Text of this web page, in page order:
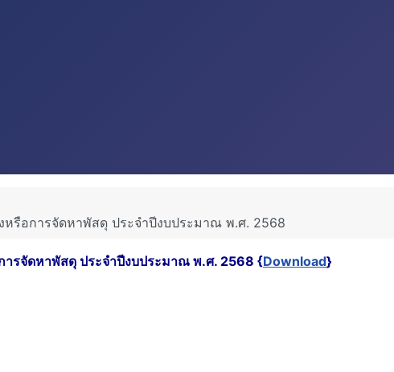
รือการจัดหาพัสดุ ประจำปีงบประมาณ พ.ศ. 2568
ารจัดหาพัสดุ ประจำปีงบประมาณ พ.ศ. 2568 {Download}